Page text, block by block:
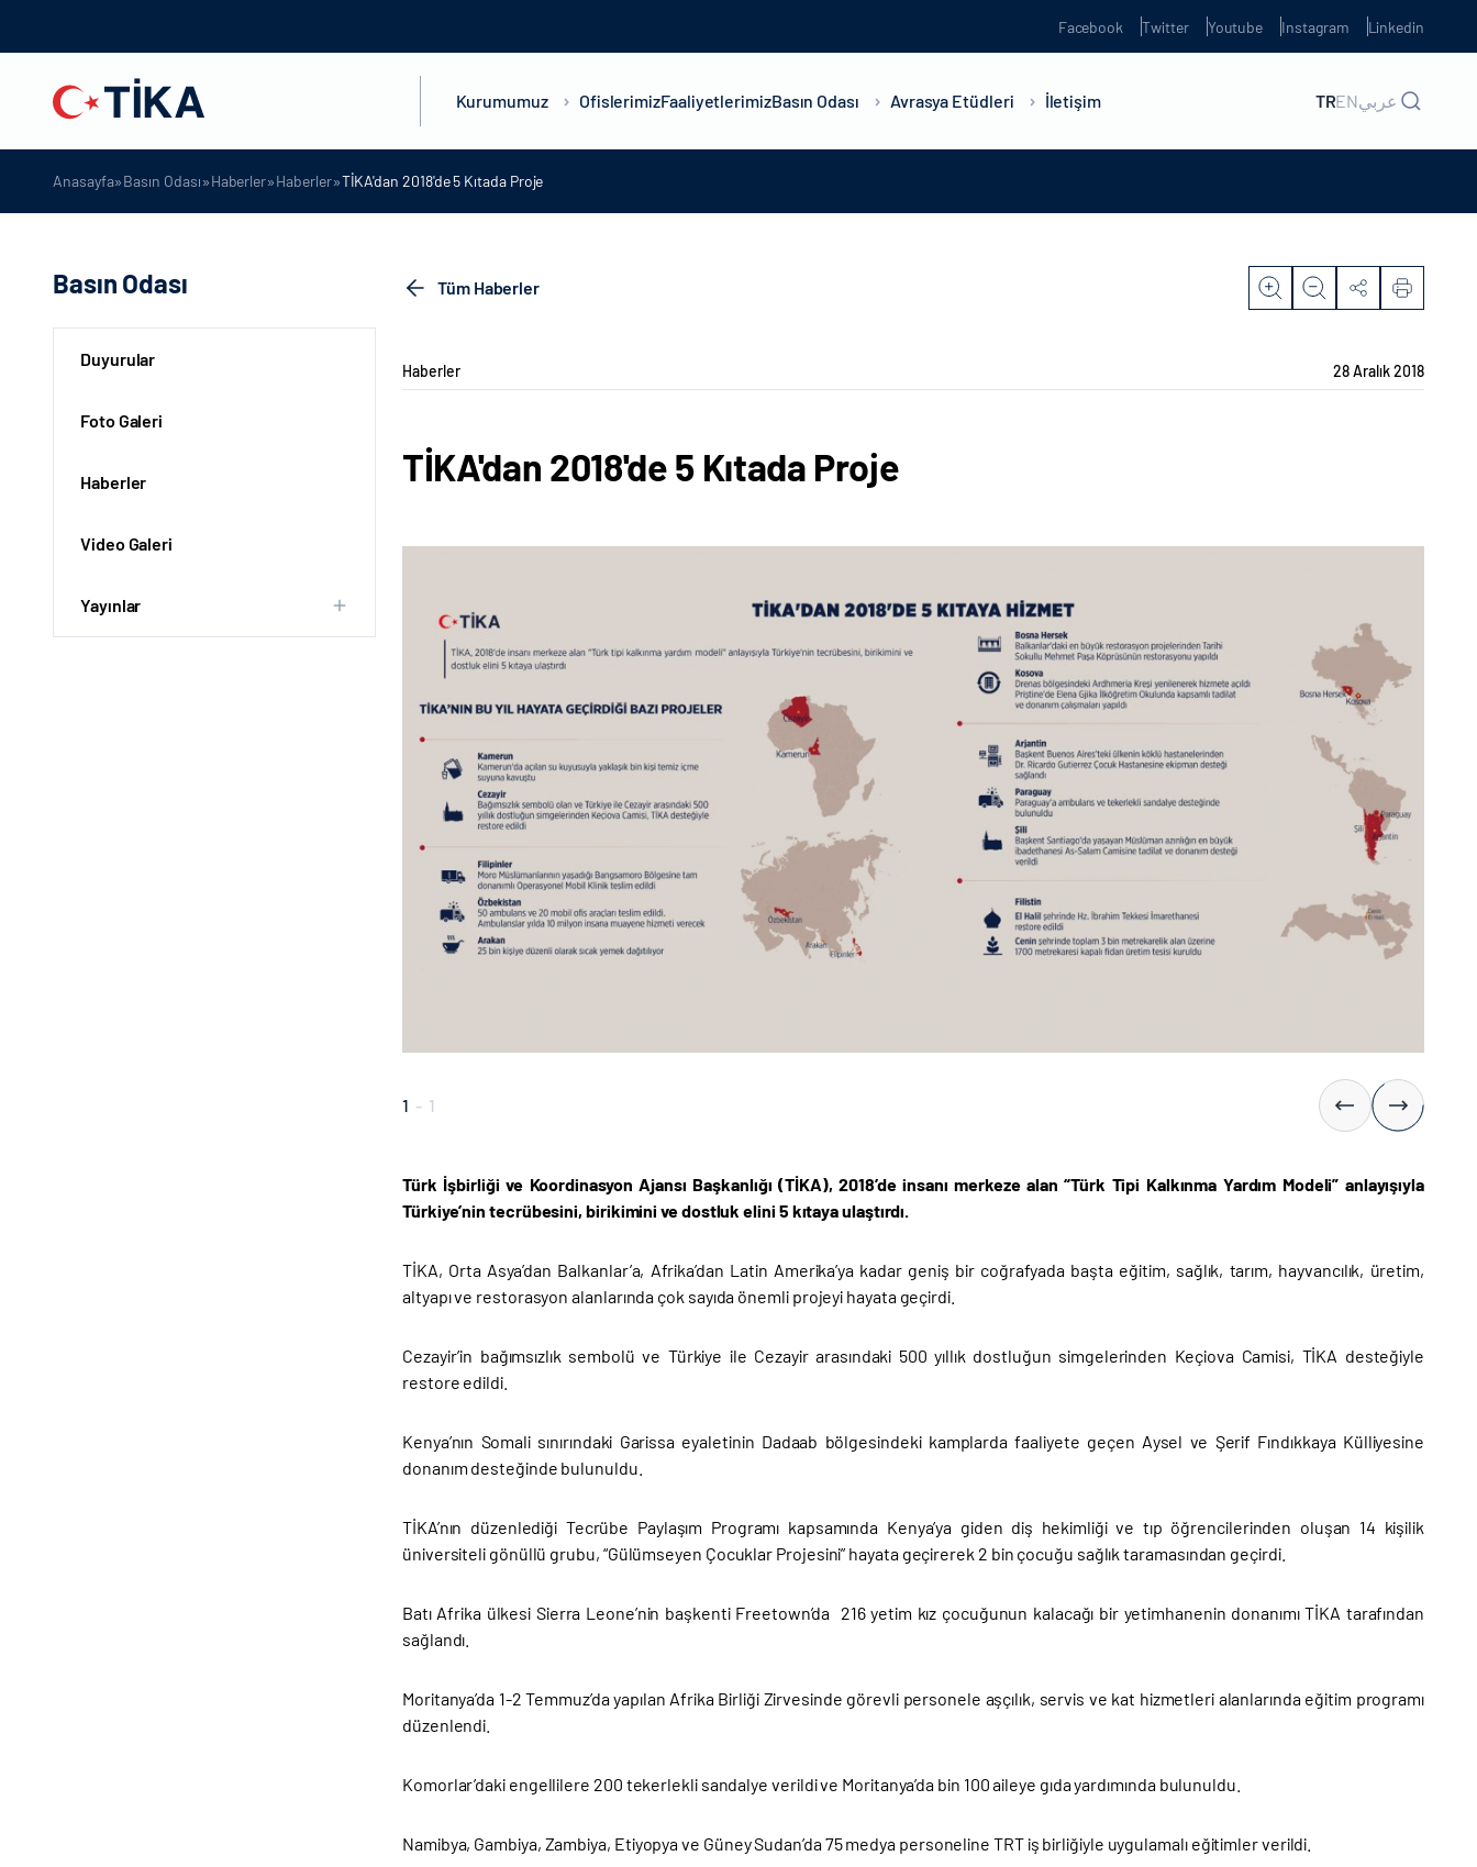
Facebook Twitter Youtube Instagram Linkedin
Kurumumuz OfislerimizFaaliyetlerimizBasın Odası Avrasya Etüdleri İletişim TRENعربي
Anasayfa»Basın Odası»Haberler»Haberler»TİKA'dan 2018'de 5 Kıtada Proje
Basın Odası
Duyurular
Foto Galeri
Haberler
Video Galeri
Yayınlar
Tüm Haberler
Haberler 28 Aralık 2018
TİKA'dan 2018'de 5 Kıtada Proje
1 - 1
Türk İşbirliği ve Koordinasyon Ajansı Başkanlığı (TİKA), 2018’de insanı merkeze alan “Türk Tipi Kalkınma Yardım Modeli” anlayışıyla
Türkiye’nin tecrübesini, birikimini ve dostluk elini 5 kıtaya ulaştırdı.
TİKA, Orta Asya’dan Balkanlar’a, Afrika’dan Latin Amerika’ya kadar geniş bir coğrafyada başta eğitim, sağlık, tarım, hayvancılık, üretim,
altyapı ve restorasyon alanlarında çok sayıda önemli projeyi hayata geçirdi.
Cezayir’in bağımsızlık sembolü ve Türkiye ile Cezayir arasındaki 500 yıllık dostluğun simgelerinden Keçiova Camisi, TİKA desteğiyle
restore edildi.
Kenya’nın Somali sınırındaki Garissa eyaletinin Dadaab bölgesindeki kamplarda faaliyete geçen Aysel ve Şerif Fındıkkaya Külliyesine
donanım desteğinde bulunuldu.
TİKA’nın düzenlediği Tecrübe Paylaşım Programı kapsamında Kenya’ya giden diş hekimliği ve tıp öğrencilerinden oluşan 14 kişilik
üniversiteli gönüllü grubu, “Gülümseyen Çocuklar Projesini” hayata geçirerek 2 bin çocuğu sağlık taramasından geçirdi.
Batı Afrika ülkesi Sierra Leone’nin başkenti Freetown’da 216 yetim kız çocuğunun kalacağı bir yetimhanenin donanımı TİKA tarafından
sağlandı.
Moritanya’da 1-2 Temmuz’da yapılan Afrika Birliği Zirvesinde görevli personele aşçılık, servis ve kat hizmetleri alanlarında eğitim programı
düzenlendi.
Komorlar’daki engellilere 200 tekerlekli sandalye verildi ve Moritanya’da bin 100 aileye gıda yardımında bulunuldu.
Namibya, Gambiya, Zambiya, Etiyopya ve Güney Sudan’da 75 medya personeline TRT iş birliğiyle uygulamalı eğitimler verildi.